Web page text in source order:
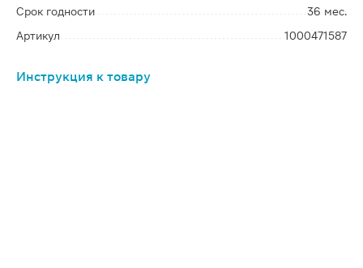
Срок годности
36 мес.
Артикул
1000471587
Инструкция к товару